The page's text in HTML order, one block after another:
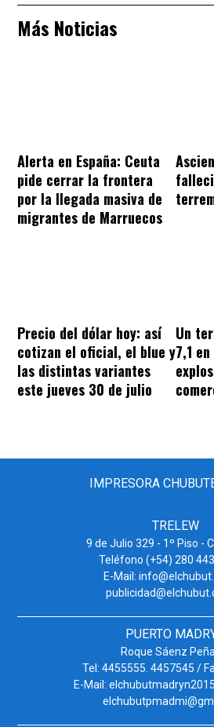
Más Noticias
Alerta en España: Ceuta
pide cerrar la frontera
por la llegada masiva de
migrantes de Marruecos
Precio del dólar hoy: así
cotizan el oficial, el blue y
las distintas variantes
este jueves 30 de julio
Un
7,1
IMPRESORA
TRELEW
9 de Julio 329 - 1º Piso -
Teléfono (+54) 280
E-Mail:
PUERTO
Roque Sáenz
Tel: 4455555. 4457545 /
E-Mail: